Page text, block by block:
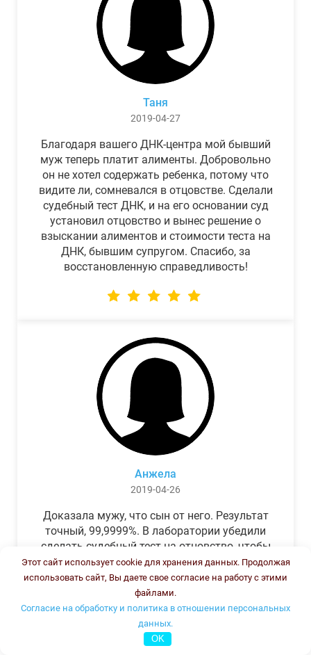
Таня
2019-04-27
Благодаря вашего ДНК-центра мой бывший
муж теперь платит алименты. Добровольно
он не хотел содержать ребенка, потому что
видите ли, сомневался в отцовстве. Сделали
судебный тест ДНК, и на его основании суд
установил отцовство и вынес решение о
взыскании алиментов и стоимости теста на
ДНК, бывшим супругом. Спасибо, за
восстановленную справедливость!
Анжела
2019-04-26
Доказала мужу, что сын от него. Результат
точный, 99,9999%. В лаборатории убедили
сделать судебный тест на отцовство, чтобы
можно было предъявить в суде. Результат
был готов через неделю, как и
обещали.Теперь муж бегает и извиняется.
Этот сайт использует cookie для хранения данных. Продолжая
использовать сайт, Вы даете свое согласие на работу с этими
файлами.
Согласие на обработку и политика в отношении персональных
данных.
OK